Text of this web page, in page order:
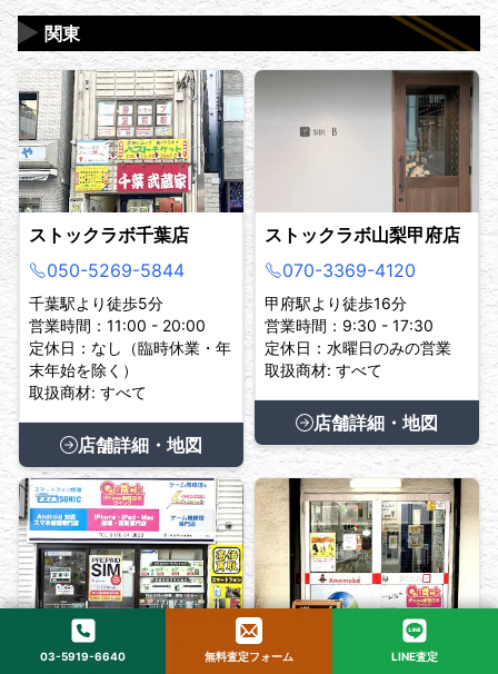
関東
▶
ストックラボ千葉店
050-5269-5844
千葉駅より徒歩5分
営業時間：11:00 - 20:00
定休日：なし（臨時休業・年
末年始を除く）
取扱商材: すべて
店舗詳細・地図
ストックラボ山梨甲府店
070-3369-4120
甲府駅より徒歩16分
営業時間：9:30 - 17:30
定休日：水曜日のみの営業
取扱商材: すべて
店舗詳細・地図
ストックラボ成田店
ストックラボ津田沼店
03-5919-6640 無料査定フォーム LINE査定